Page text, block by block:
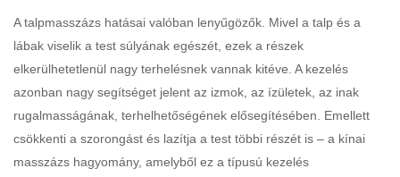
A talpmasszázs hatásai valóban lenyűgözők. Mivel a talp és a
lábak viselik a test súlyának egészét, ezek a részek
elkerülhetetlenül nagy terhelésnek vannak kitéve. A kezelés
azonban nagy segítséget jelent az izmok, az ízületek, az inak
rugalmasságának, terhelhetőségének elősegítésében. Emellett
csökkenti a szorongást és lazítja a test többi részét is – a kínai
masszázs hagyomány, amelyből ez a típusú kezelés